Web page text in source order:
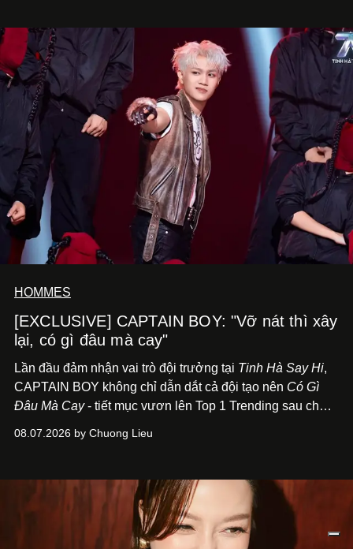
HOMMES
[EXCLUSIVE] CAPTAIN BOY: "Vỡ nát thì xây
lại, có gì đâu mà cay"
Lần đầu đảm nhận vai trò đội trưởng tại Tinh Hà Say Hi,
CAPTAIN BOY không chỉ dẫn dắt cả đội tạo nên Có Gì
Đâu Mà Cay- tiết mục vươn lên Top 1 Trending sau chưa
để lắng nghe, kết nối và tin tưởng đồng đội. Với nam
trình trở thành một producer thực thụ.
08.07.2026 by Chuong Lieu